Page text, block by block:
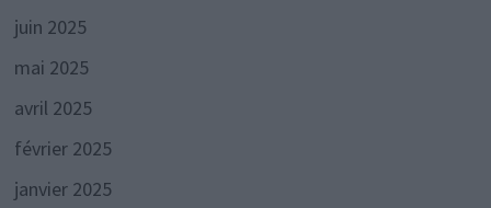
juin 2025
mai 2025
avril 2025
février 2025
janvier 2025